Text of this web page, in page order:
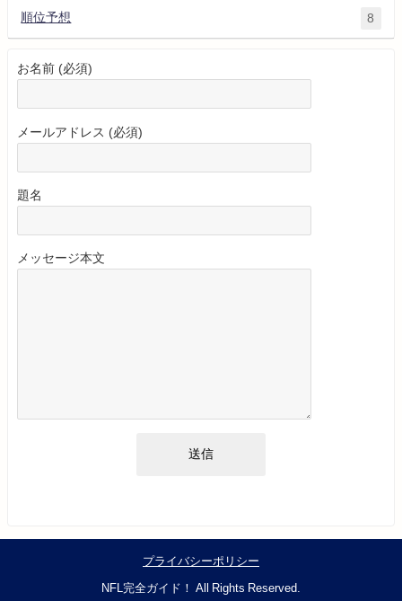
順位予想 8
お名前 (必須)
メールアドレス (必須)
題名
メッセージ本文
プライバシーポリシー
NFL完全ガイド！ All Rights Reserved.